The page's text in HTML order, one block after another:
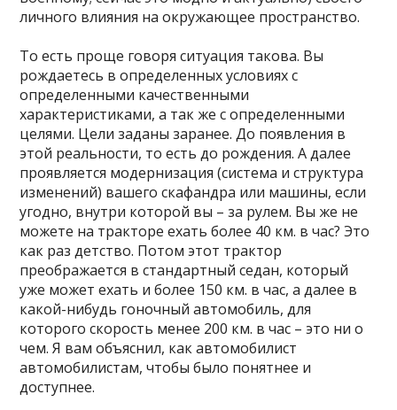
личного влияния на окружающее пространство.
То есть проще говоря ситуация такова. Вы
рождаетесь в определенных условиях с
определенными качественными
характеристиками, а так же с определенными
целями. Цели заданы заранее. До появления в
этой реальности, то есть до рождения. А далее
проявляется модернизация (система и структура
изменений) вашего скафандра или машины, если
угодно, внутри которой вы – за рулем. Вы же не
можете на тракторе ехать более 40 км. в час? Это
как раз детство. Потом этот трактор
преображается в стандартный седан, который
уже может ехать и более 150 км. в час, а далее в
какой-нибудь гоночный автомобиль, для
которого скорость менее 200 км. в час – это ни о
чем. Я вам объяснил, как автомобилист
автомобилистам, чтобы было понятнее и
доступнее.